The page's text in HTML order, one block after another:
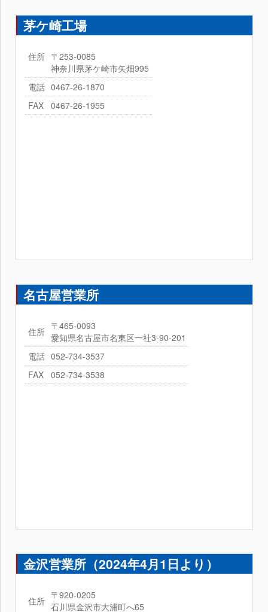
茅ケ崎工場
住所 〒253-0085
神奈川県茅ケ崎市矢畑995
電話 0467-26-1870
FAX 0467-26-1955
名古屋営業所
住所 〒465-0093
愛知県名古屋市名東区一社3-90-201
電話 052-734-3537
FAX 052-734-3538
金沢営業所（2024年4月1日より）
住所 〒920-0205
石川県金沢市大浦町へ65